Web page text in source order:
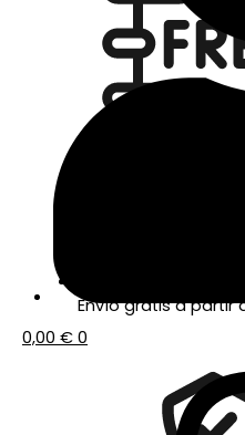
0,00 € 0
Envío gratis a